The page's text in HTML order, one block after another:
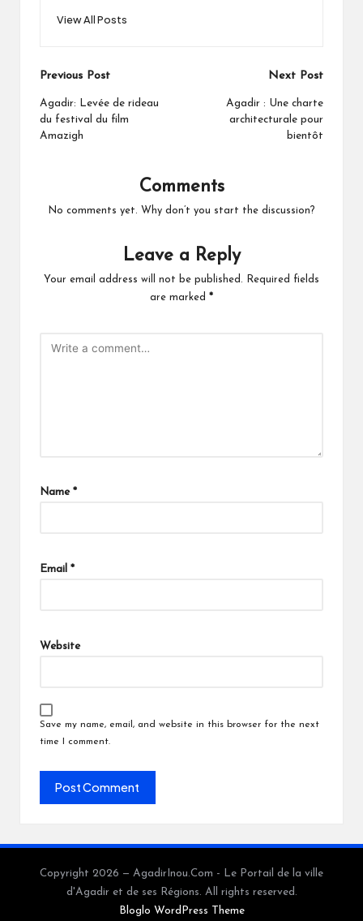
View All Posts
Post
navigation
Previous Post
Agadir: Levée de rideau
du festival du film
Amazigh
Next Post
Agadir : Une charte
architecturale pour
bientôt
Comments
No comments yet. Why don’t you start the discussion?
Leave a Reply
Your email address will not be published.
Required fields
are marked *
Name *
Email *
Website
Save my name, email, and website in this browser for the next
time I comment.
Copyright 2026 — AgadirInou.Com - Le Portail de la ville
d'Agadir et de ses Régions. All rights reserved.
Bloglo WordPress Theme